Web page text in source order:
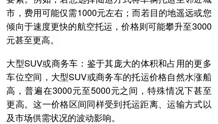
市，费用可能仅需1000元左右；而若目的地遥远或您
倾向于速度更快的航空托运，价格则可能攀升至3000
元甚至更高。
大型SUV或商务车：鉴于其庞大的体积和占用的更多
车位空间，大型SUV或商务车的托运价格自然水涨船
高，普遍在3000元至5000元之间，特殊情况下甚至
更高。这一价格区间同样受到托运距离、运输方式以
及市场供需状况的波动影响。